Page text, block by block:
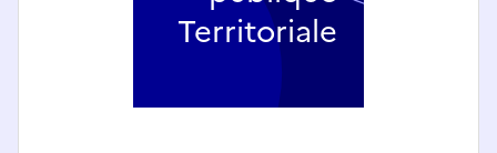
Territoriale